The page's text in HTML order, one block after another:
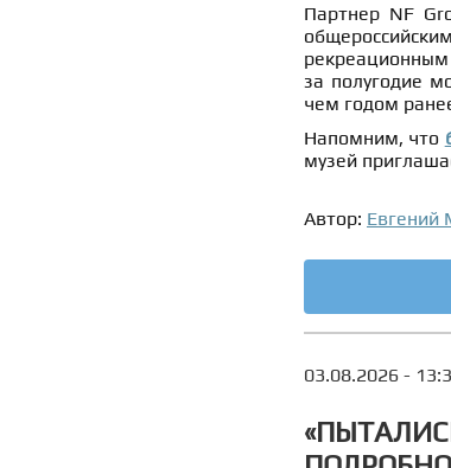
Партнер NF
за полугодие
чем годом
Напомним, что
музей
Автор: Евгений
03.08.2026 -